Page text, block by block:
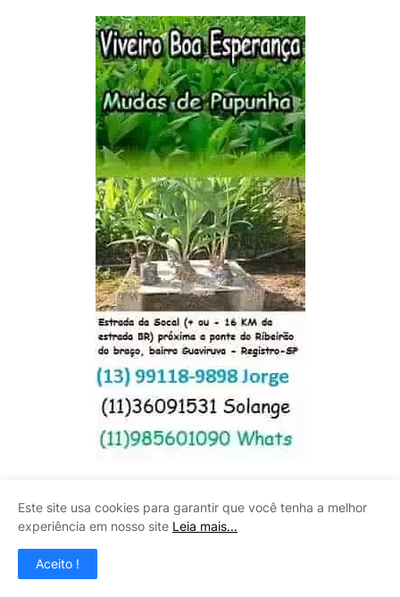
SOLUÇÕES CALHAS
Este site usa cookies para garantir que você tenha a melhor
experiência em nosso site Leia mais...
Aceito !